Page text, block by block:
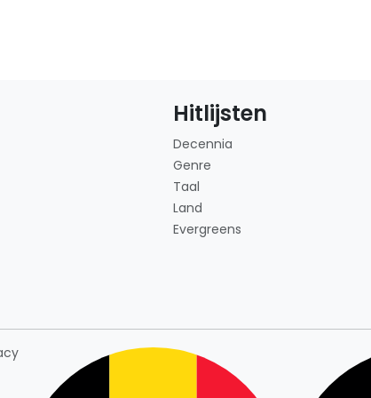
Hitlijsten
Decennia
Genre
Taal
Land
Evergreens
Landkeuze